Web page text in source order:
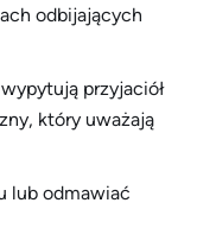
odbijających
przyjaciół
który uważają
lub odmawiać